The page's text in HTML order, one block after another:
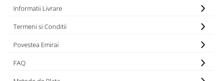
Informatii Livrare
Termeni si Conditii
Povestea Emirai
FAQ